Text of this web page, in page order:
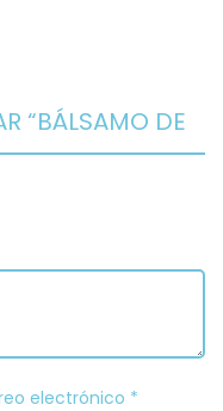
“BÁLSAMO DE
electrónico *